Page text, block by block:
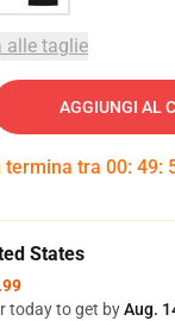
alle taglie
AGGIUNGI AL
termina tra 00: 49:
States
today to get byAug.